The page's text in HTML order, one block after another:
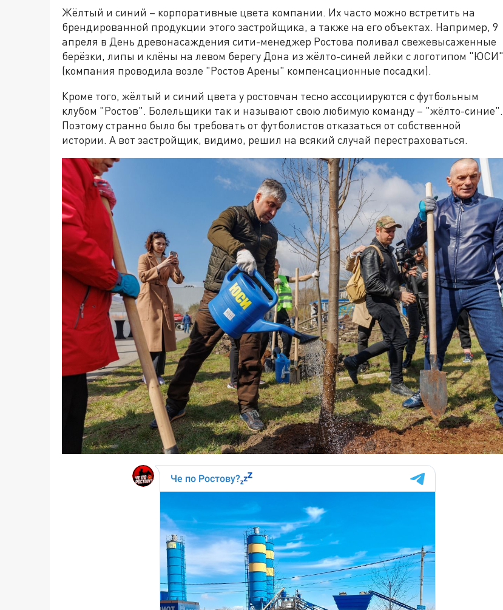
Жёлтый и синий – корпоративные цвета компании. Их часто можно встретить на
брендированной продукции этого застройщика, а также на его объектах. Например, 9
апреля в День древонасаждения сити-менеджер Ростова поливал свежевысаженные
берёзки, липы и клёны на левом берегу Дона из жёлто-синей лейки с логотипом "ЮСИ"
(компания проводила возле "Ростов Арены" компенсационные посадки).
Кроме того, жёлтый и синий цвета у ростовчан тесно ассоциируются с футбольным
клубом "Ростов". Болельщики так и называют свою любимую команду – "жёлто-синие".
Поэтому странно было бы требовать от футболистов отказаться от собственной
истории. А вот застройщик, видимо, решил на всякий случай перестраховаться.